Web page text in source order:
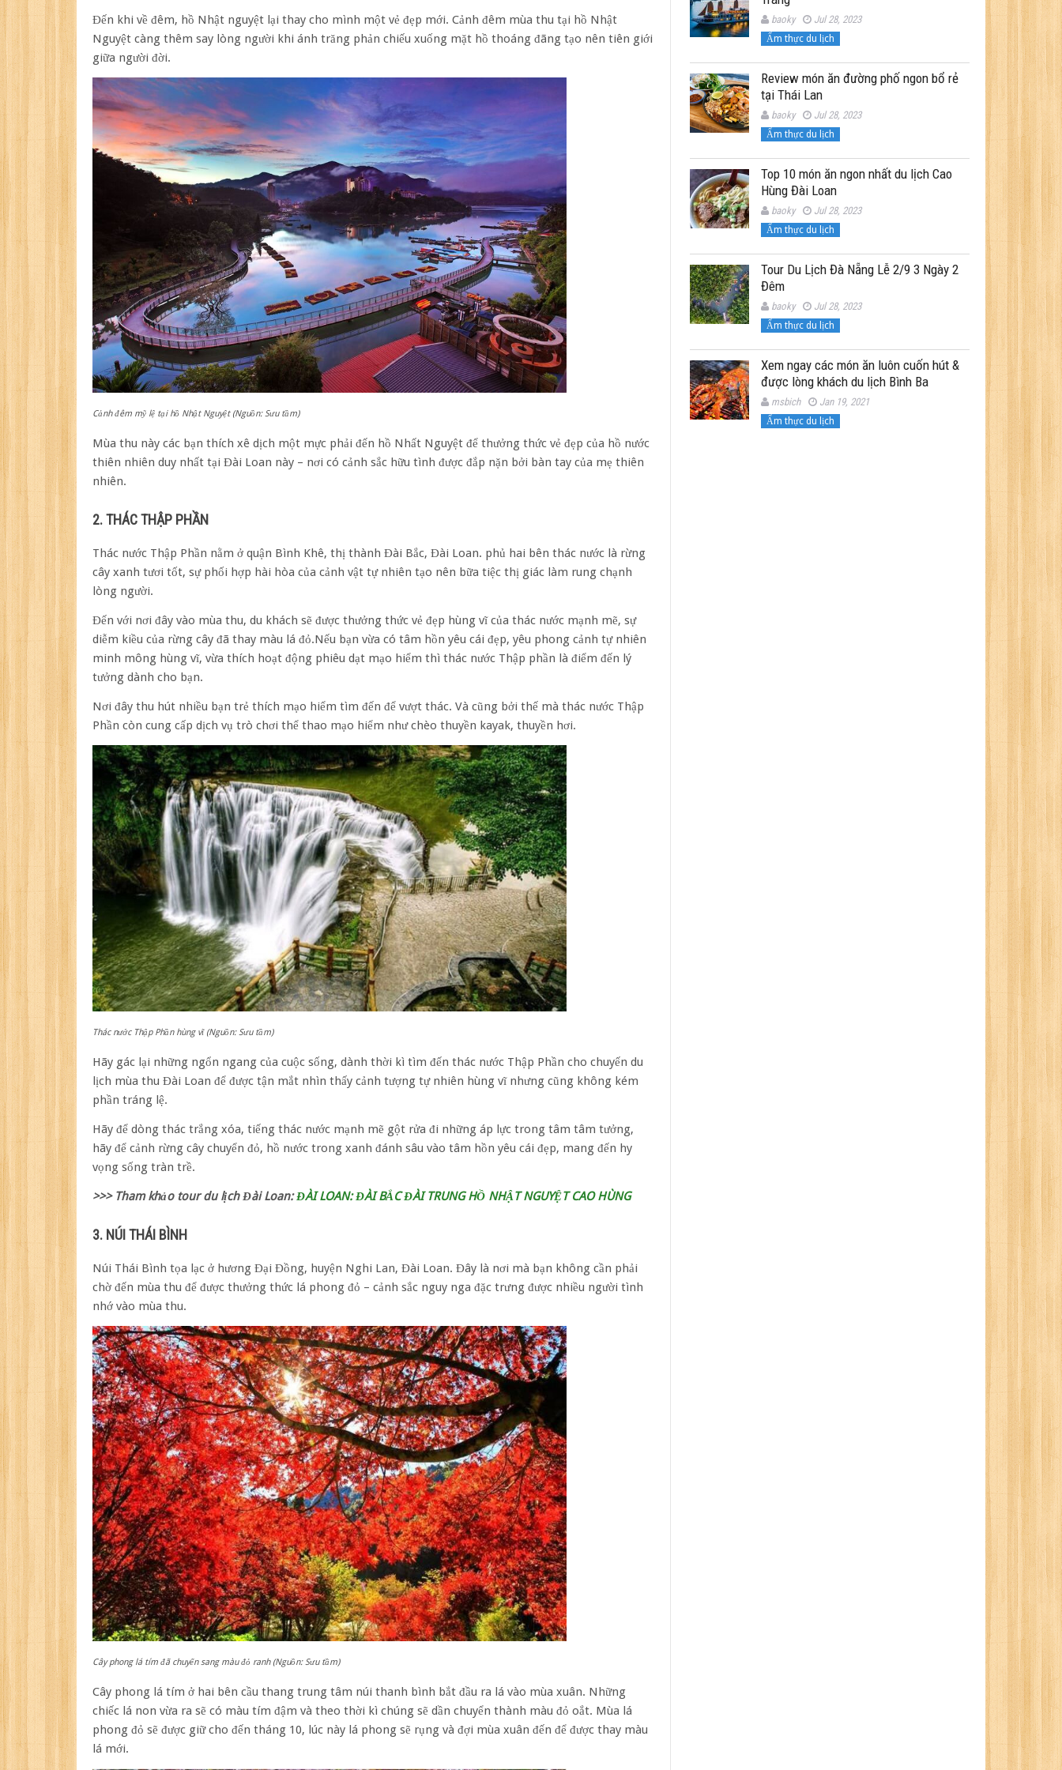
Đến khi về đêm, hồ Nhật nguyệt lại thay cho mình một vẻ đẹp mới. Cảnh đêm mùa thu tại hồ Nhật
Nguyệt càng thêm say lòng người khi ánh trăng phản chiếu xuống mặt hồ thoáng đãng tạo nên tiên giới
giữa người đời.
Cảnh đêm mỹ lệ tại hồ Nhật Nguyệt (Nguồn: Sưu tầm)
Mùa thu này các bạn thích xê dịch một mực phải đến hồ Nhất Nguyệt để thưởng thức vẻ đẹp của hồ nước
thiên nhiên duy nhất tại Đài Loan này – nơi có cảnh sắc hữu tình được đắp nặn bởi bàn tay của mẹ thiên
nhiên.
2. THÁC THẬP PHẦN
Thác nước Thập Phần nằm ở quận Bình Khê, thị thành Đài Bắc, Đài Loan. phủ hai bên thác nước là rừng
cây xanh tươi tốt, sự phối hợp hài hòa của cảnh vật tự nhiên tạo nên bữa tiệc thị giác làm rung chạnh
lòng người.
Đến với nơi đây vào mùa thu, du khách sẽ được thưởng thức vẻ đẹp hùng vĩ của thác nước mạnh mẽ, sự
diễm kiều của rừng cây đã thay màu lá đỏ.Nếu bạn vừa có tâm hồn yêu cái đẹp, yêu phong cảnh tự nhiên
minh mông hùng vĩ, vừa thích hoạt động phiêu dạt mạo hiểm thì thác nước Thập phần là điểm đến lý
tưởng dành cho bạn.
Nơi đây thu hút nhiều bạn trẻ thích mạo hiểm tìm đến để vượt thác. Và cũng bởi thế mà thác nước Thập
Phần còn cung cấp dịch vụ trò chơi thể thao mạo hiểm như chèo thuyền kayak, thuyền hơi.
Thác nước Thập Phần hùng vĩ (Nguồn: Sưu tầm)
Hãy gác lại những ngổn ngang của cuộc sống, dành thời kì tìm đến thác nước Thập Phần cho chuyến du
lịch mùa thu Đài Loan để được tận mắt nhìn thấy cảnh tượng tự nhiên hùng vĩ nhưng cũng không kém
phần tráng lệ.
Hãy để dòng thác trắng xóa, tiếng thác nước mạnh mẽ gột rửa đi những áp lực trong tâm tâm tưởng,
hãy để cảnh rừng cây chuyển đỏ, hồ nước trong xanh đánh sâu vào tâm hồn yêu cái đẹp, mang đến hy
vọng sống tràn trề.
>>> Tham khảo tour du lịch Đài Loan: ĐÀI LOAN: ĐÀI BẮC ĐÀI TRUNG HỒ NHẬT NGUYỆT CAO HÙNG
3. NÚI THÁI BÌNH
Núi Thái Bình tọa lạc ở hương Đại Đồng, huyện Nghi Lan, Đài Loan. Đây là nơi mà bạn không cần phải
chờ đến mùa thu để được thưởng thức lá phong đỏ – cảnh sắc nguy nga đặc trưng được nhiều người tình
nhớ vào mùa thu.
Cây phong lá tím đã chuyển sang màu đỏ ranh (Nguồn: Sưu tầm)
Cây phong lá tím ở hai bên cầu thang trung tâm núi thanh bình bắt đầu ra lá vào mùa xuân. Những
chiếc lá non vừa ra sẽ có màu tím đậm và theo thời kì chúng sẽ dần chuyển thành màu đỏ oắt. Mùa lá
phong đỏ sẽ được giữ cho đến tháng 10, lúc này lá phong sẽ rụng và đợi mùa xuân đến để được thay màu
lá mới.
baoky Jul 28, 2023
Ẩm thực du lịch
Review món ăn đường phố ngon bổ rẻ
tại Thái Lan
baoky Jul 28, 2023
Ẩm thực du lịch
Top 10 món ăn ngon nhất du lịch Cao
Hùng Đài Loan
baoky Jul 28, 2023
Ẩm thực du lịch
Tour Du Lịch Đà Nẵng Lễ 2/9 3 Ngày 2
Đêm
baoky Jul 28, 2023
Ẩm thực du lịch
Xem ngay các món ăn luôn cuốn hút &
được lòng khách du lịch Bình Ba
msbich Jan 19, 2021
Ẩm thực du lịch